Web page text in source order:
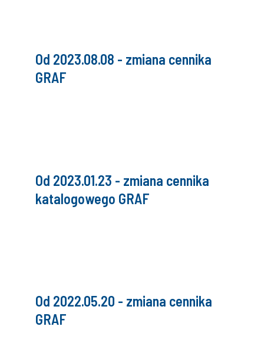
Od 2023.08.08 - zmiana cennika
GRAF
Od 2023.01.23 - zmiana cennika
katalogowego GRAF
Od 2022.05.20 - zmiana cennika
GRAF